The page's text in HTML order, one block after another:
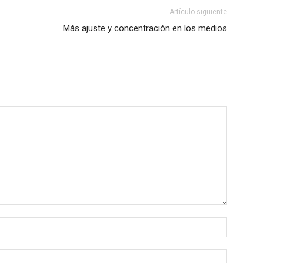
Artículo siguiente
Más ajuste y concentración en los medios